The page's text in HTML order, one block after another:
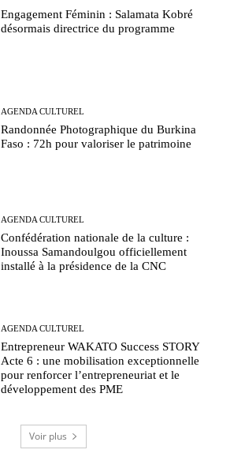
Engagement Féminin : Salamata Kobré
désormais directrice du programme
AGENDA CULTUREL
Randonnée Photographique du Burkina
Faso : 72h pour valoriser le patrimoine
AGENDA CULTUREL
Confédération nationale de la culture :
Inoussa Samandoulgou officiellement
installé à la présidence de la CNC
AGENDA CULTUREL
Entrepreneur WAKATO Success STORY
Acte 6 : une mobilisation exceptionnelle
pour renforcer l’entrepreneuriat et le
développement des PME
Voir plus